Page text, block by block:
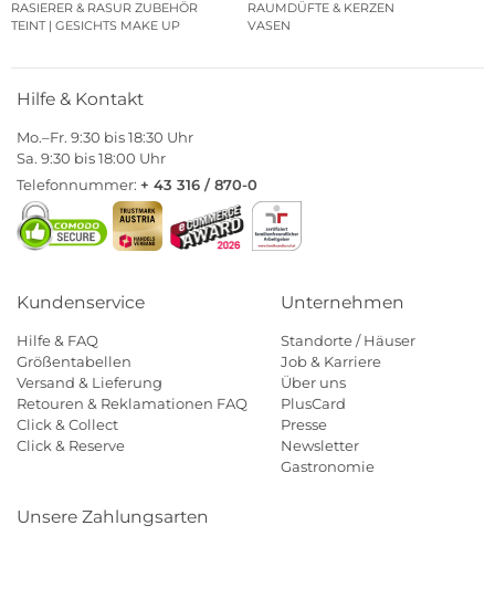
RASIERER & RASUR ZUBEHÖR
RAUMDÜFTE & KERZEN
TEINT | GESICHTS MAKE UP
VASEN
Hilfe & Kontakt
Mo.–Fr. 9:30 bis 18:30 Uhr
Sa. 9:30 bis 18:00 Uhr
Telefonnummer: + 43 316 / 870-0
Kundenservice
Hilfe & FAQ
Größentabellen
Versand & Lieferung
Retouren & Reklamationen FAQ
Click & Collect
Click & Reserve
Unternehmen
Standorte / Häuser
Job & Karriere
Über uns
PlusCard
Presse
Newsletter
Gastronomie
Unsere Zahlungsarten